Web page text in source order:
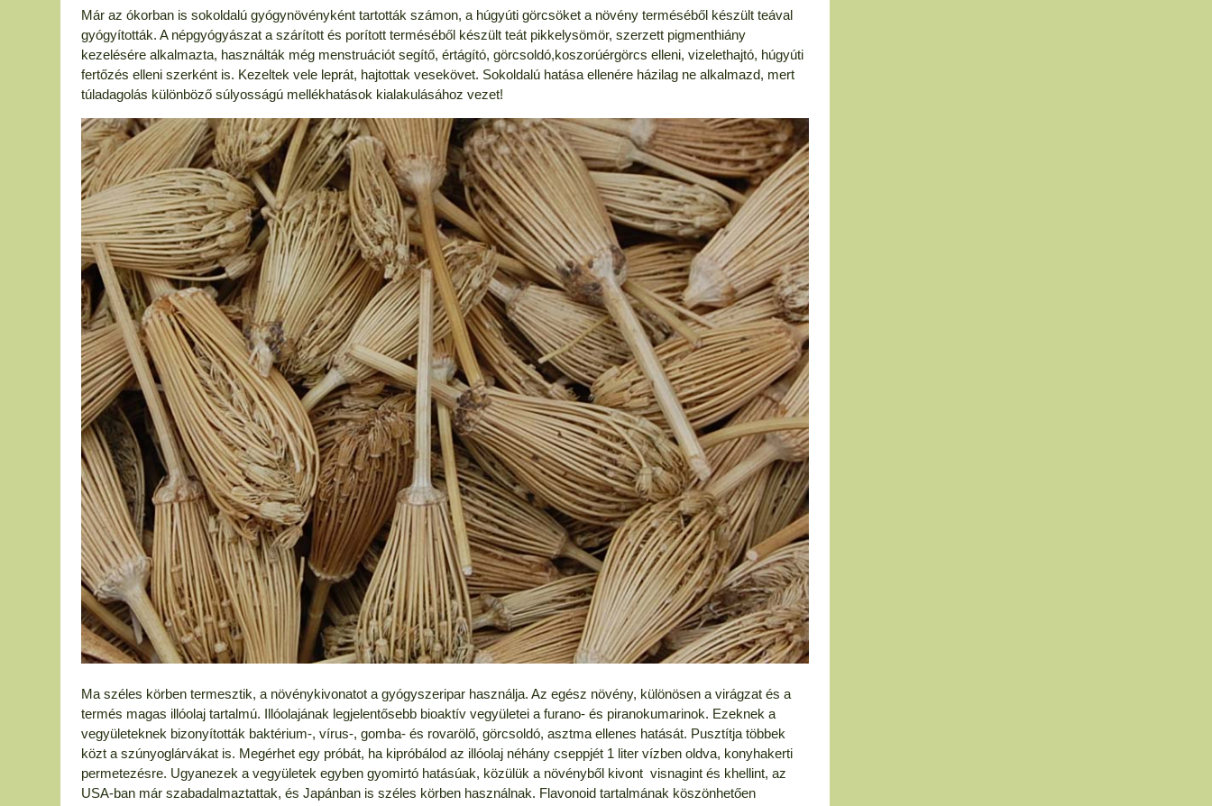
Már az ókorban is sokoldalú gyógynövényként tartották számon, a húgyúti görcsöket a növény terméséből készült teával
gyógyították. A népgyógyászat a szárított és porított terméséből készült teát pikkelysömör, szerzett pigmenthiány
kezelésére alkalmazta, használták még menstruációt segítő, értágító, görcsoldó,koszorúérgörcs elleni, vizelethajtó, húgyúti
fertőzés elleni szerként is. Kezeltek vele leprát, hajtottak vesekövet. Sokoldalú hatása ellenére házilag ne alkalmazd, mert
túladagolás különböző súlyosságú mellékhatások kialakulásához vezet!
Ma széles körben termesztik, a növénykivonatot a gyógyszeripar használja. Az egész növény, különösen a virágzat és a
termés magas illóolaj tartalmú. Illóolajának legjelentősebb bioaktív vegyületei a furano- és piranokumarinok. Ezeknek a
vegyületeknek bizonyították baktérium-, vírus-, gomba- és rovarölő, görcsoldó, asztma ellenes hatását. Pusztítja többek
közt a szúnyoglárvákat is. Megérhet egy próbát, ha kipróbálod az illóolaj néhány cseppjét 1 liter vízben oldva, konyhakerti
permetezésre. Ugyanezek a vegyületek egyben gyomirtó hatásúak, közülük a növényből kivont visnagint és khellint, az
USA-ban már szabadalmaztattak, és Japánban is széles körben használnak. Flavonoid tartalmának köszönhetően